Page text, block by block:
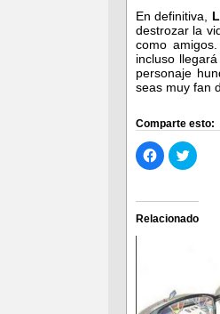
En definitiva,
destrozar la
como
incluso
personaje
seas muy fan
Comparte esto:
Haz
clic
para
Facebook
(Se
abre
Haz
clic
Twitter
(Se
abre
Relacionado